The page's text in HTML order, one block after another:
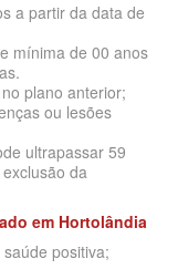
a partir da data de
mínima de 00 anos
plano anterior;
ou lesões
ultrapassar 59
da
em Hortolândia
positiva;